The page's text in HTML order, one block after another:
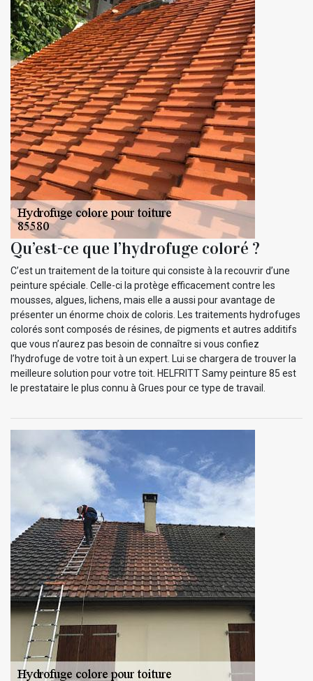
Qu’est-ce que l’hydrofuge coloré ?
C’est un traitement de la toiture qui consiste à la recouvrir d’une
peinture spéciale. Celle-ci la protège efficacement contre les
mousses, algues, lichens, mais elle a aussi pour avantage de
présenter un énorme choix de coloris. Les traitements hydrofuges
colorés sont composés de résines, de pigments et autres additifs
que vous n’aurez pas besoin de connaître si vous confiez
l’hydrofuge de votre toit à un expert. Lui se chargera de trouver la
meilleure solution pour votre toit. HELFRITT Samy peinture 85 est
le prestataire le plus connu à Grues pour ce type de travail.